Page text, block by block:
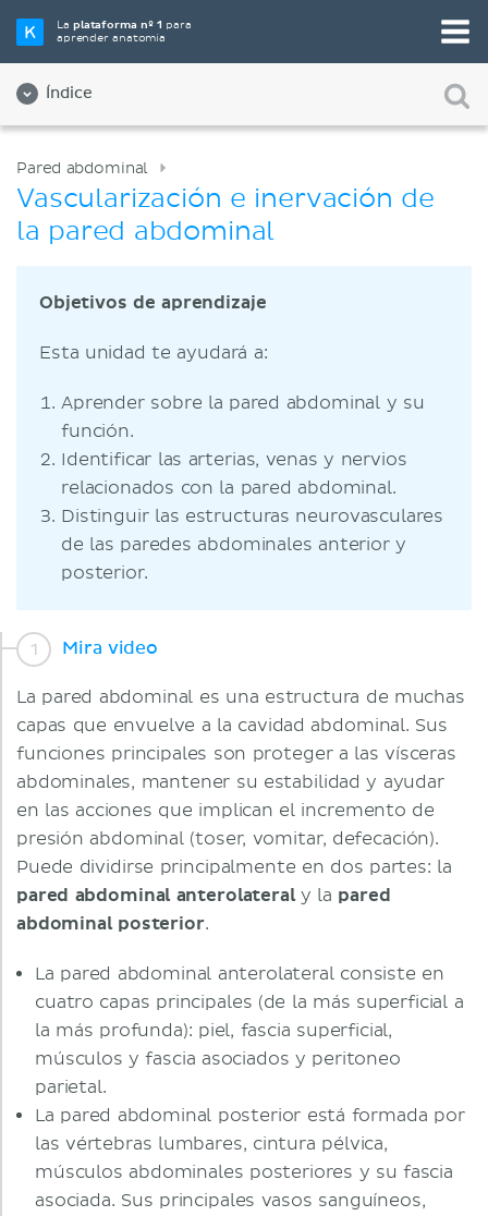
Laplataforma nº 1 para
aprender anatomía
Índice
Pared abdominal
Vascularización e inervación de
la pared abdominal
Objetivos de aprendizaje
Esta unidad te ayudará a:
Aprender sobre la pared abdominal y su
función.
Identificar las arterias, venas y nervios
relacionados con la pared abdominal.
Distinguir las estructuras neurovasculares
de las paredes abdominales anterior y
posterior.
Mira video
La pared abdominal es una estructura de muchas
capas que envuelve a la cavidad abdominal. Sus
funciones principales son proteger a las vísceras
abdominales, mantener su estabilidad y ayudar
en las acciones que implican el incremento de
presión abdominal (toser, vomitar, defecación).
Puede dividirse principalmente en dos partes: la
pared abdominal anterolateraly la pared
abdominal posterior.
La pared abdominal anterolateral consiste en
cuatro capas principales (de la más superficial a
la más profunda): piel, fascia superficial,
músculos y fascia asociados y peritoneo
parietal.
La pared abdominal posterior está formada por
las vértebras lumbares, cintura pélvica,
músculos abdominales posteriores y su fascia
asociada. Sus principales vasos sanguíneos,